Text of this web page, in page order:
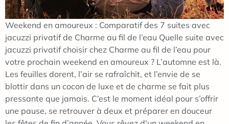
Weekend en amoureux : Comparatif des 7 suites avec
jacuzzi privatif de Charme au fil de l’eau Quelle suite avec
jacuzzi privatif choisir chez Charme au fil de l’eau pour
votre prochain weekend en amoureux ? L’automne est là.
Les feuilles dorent, l’air se rafraîchit, et l’envie de se
blottir dans un cocon de luxe et de charme se fait plus
pressante que jamais. C’est le moment idéal pour s’offrir
une pause, se retrouver à deux et préparer en douceur